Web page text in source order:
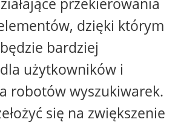
przekierowania
dzięki którym
bardziej
użytkowników i
robotów wyszukiwarek.
się na zwiększenie